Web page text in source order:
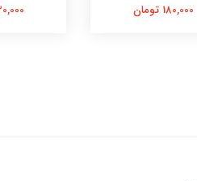
180,000 تومان 130,000